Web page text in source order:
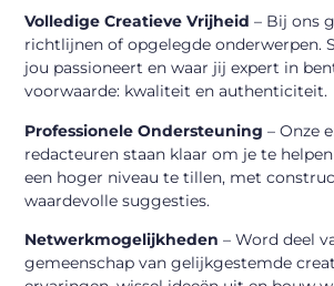
Volledige Creatieve Vrijheid – Bij ons
richtlijnen of opgelegde onderwerpen.
jou passioneert en waar jij expert in
voorwaarde: kwaliteit en authenticiteit.
Professionele Ondersteuning – Onze
redacteuren staan klaar om je te
een hoger niveau te tillen, met
waardevolle suggesties.
Netwerkmogelijkheden – Word deel
gemeenschap van gelijkgestemde